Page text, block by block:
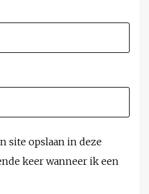
site opslaan in deze
keer wanneer ik een